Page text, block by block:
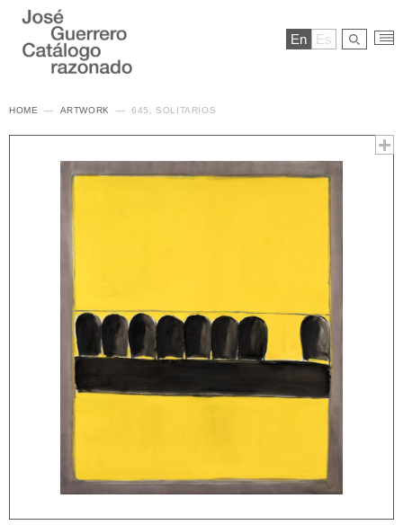
En Es
HOME ARTWORK 645. SOLITARIOS